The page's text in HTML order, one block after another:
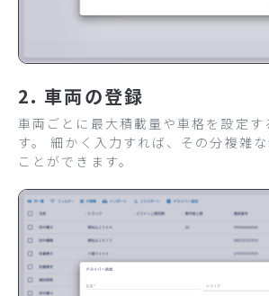
2. 車両の登録
車両ごとに最大積載量や車格を設定す
す。 細かく入力すれば、その分複雑
ことができます。